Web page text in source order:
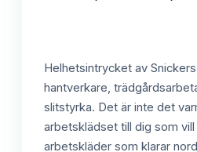
Helhetsintrycket av
hantverkare,
slitstyrka. Det är inte det
arbetsklädset till dig som
arbetskläder som klarar